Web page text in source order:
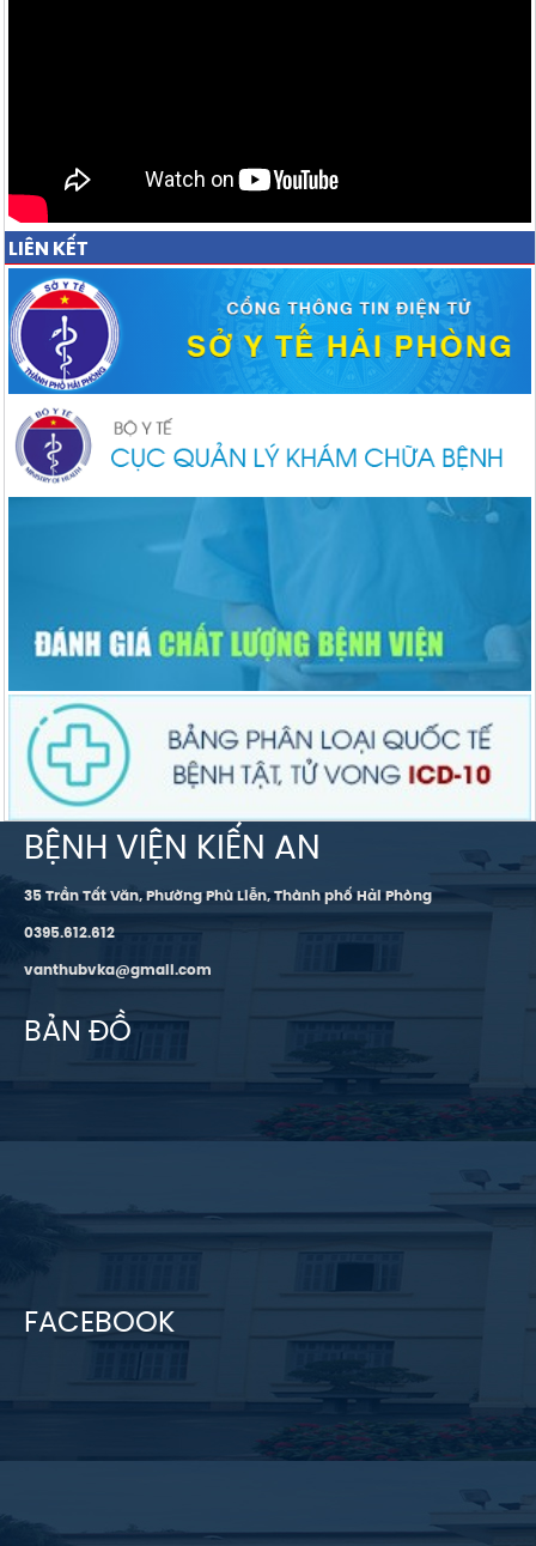
LIÊN KẾT
BỆNH VIỆN KIẾN AN
35 Trần Tất Văn, Phường Phù Liễn, Thành phố Hải Phòng
0395.612.612
vanthubvka@gmail.com
BẢN ĐỒ
FACEBOOK